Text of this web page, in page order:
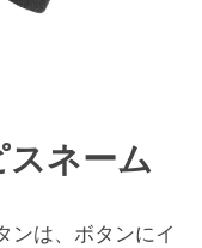
ネーム
ンは、ボタンにイ